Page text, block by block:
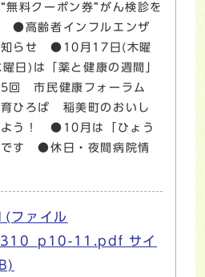
無料クーポン券”がん検診を
●高齢者インフルエンザ
知らせ ●10月17日(木曜
日)は「薬と健康の週間」
市民健康フォーラム
ひろば 稲美町のおいし
よう！ ●10月は「ひょう
です ●休日・夜間病院情
ファイル
11.pdf サイ